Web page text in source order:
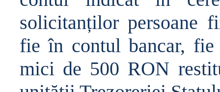
solicitanților persoane
fie în contul bancar,
mici de 500 RON